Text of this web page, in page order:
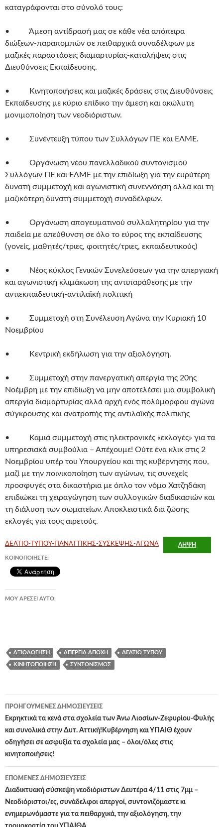
καταγράφονται στο σύνολό τους:
• Άμεση αντίδρασή μας σε κάθε νέα απόπειρα
διώξεων-παραπομπών σε πειθαρχικά συναδέλφων με
μαζικές παραστάσεις διαμαρτυρίας-καταλήψεις στις
Διευθύνσεις Εκπαίδευσης.
• Κινητοποιήσεις και μαζικές δράσεις στις Διευθύνσεις
Εκπαίδευσης με κύριο επίδικο την άμεση και ακώλυτη
μονιμοποίηση των νεοδιόριστων.
• Συνέντευξη τύπου των Συλλόγων ΠΕ και ΕΛΜΕ.
• Οργάνωση νέου πανελλαδικού συντονισμού
Συλλόγων ΠΕ και ΕΛΜΕ με την επιδίωξη για την ευρύτερη
δυνατή συμμετοχή και αγωνιστική συνεννόηση αλλά και τη
μαζικότερη δυνατή συμμετοχή συναδέλφων.
• Οργάνωση απογευματινού συλλαλητηρίου για την
παιδεία με απεύθυνση σε όλο το εύρος της εκπαίδευσης
(γονείς, μαθητές/τριες, φοιτητές/τριες, εκπαιδευτικούς)
• Νέος κύκλος Γενικών Συνελεύσεων για την απεργιακή
και αγωνιστική κλιμάκωση της αντιπαράθεσης με την
αντιεκπαιδευτική-αντιλαϊκή πολιτική
• Συμμετοχή στη Συνέλευση Αγώνα την Κυριακή 10
Νοεμβρίου
• Κεντρική εκδήλωση για την αξιολόγηση.
• Συμμετοχή στην πανεργατική απεργία της 20ης
Νοέμβρη με την επιδίωξη να μην αποτελέσει μια συμβολική
απεργία διαμαρτυρίας αλλά αρχή ενός πολύμορφου αγώνα
σύγκρουσης και ανατροπής της αντιλαϊκής πολιτικής
• Καμιά συμμετοχή στις ηλεκτρονικές «εκλογές» για τα
υπηρεσιακά συμβούλια – Απέχουμε! Ούτε ένα κλικ στις 2
Νοεμβρίου υπέρ του Υπουργείου και της κυβέρνησης που,
μαζί με την ποινικοποίηση των αγώνων, τις συνεχείς
προσφυγές στα δικαστήρια με όπλο τον νόμο Χατζηδάκη
επιδιώκει τη χειραγώγηση των συλλογικών διαδικασιών και
τη διάλυση των σωματείων. Αποκλειστικά δια ζώσης
εκλογές για τους αιρετούς.
ΔΕΛΤΙΟ-ΤΥΠΟΥ-ΠΑΝΑΤΤΙΚΗΣ-ΣΥΣΚΕΨΗΣ-ΑΓΩΝΑ ΛΉΨΗ
ΚΟΙΝΟΠΟΙΉΣΤΕ:
ΜΟΥ ΑΡΈΣΕΙ ΑΥΤΌ:
ΑΞΙΟΛΌΓΗΣΗ ΑΠΕΡΓΊΑ ΑΠΟΧΉ ΔΕΛΤΊΟ ΤΎΠΟΥ
ΚΙΝΗΤΟΠΟΊΗΣΗ ΣΥΝΤΟΝΙΣΜΌΣ
Πλοήγηση
άρθρων
ΠΡΟΗΓΟΎΜΕΝΕΣ ΔΗΜΟΣΙΕΎΣΕΙΣ
Εκρηκτικά τα κενά στα σχολεία των Άνω Λιοσίων-Ζεφυρίου-Φυλής
και συνολικά στην Δυτ. Αττική!Κυβέρνηση και ΥΠΑΙΘ έχουν
οδηγήσει σε ασφυξία τα σχολεία μας – όλοι/όλες στις
κινητοποιήσεις!
ΕΠΌΜΕΝΕΣ ΔΗΜΟΣΙΕΎΣΕΙΣ
Διαδικτυακή σύσκεψη νεοδιόριστων Δευτέρα 4/11 στις 7μμ –
Νεοδιόριστοι/ες, συνάδελφοι απεργοί, συντονιζόμαστε κι
ενημερωνόμαστε για τα πειθαρχικά, την αξιολόγηση, την